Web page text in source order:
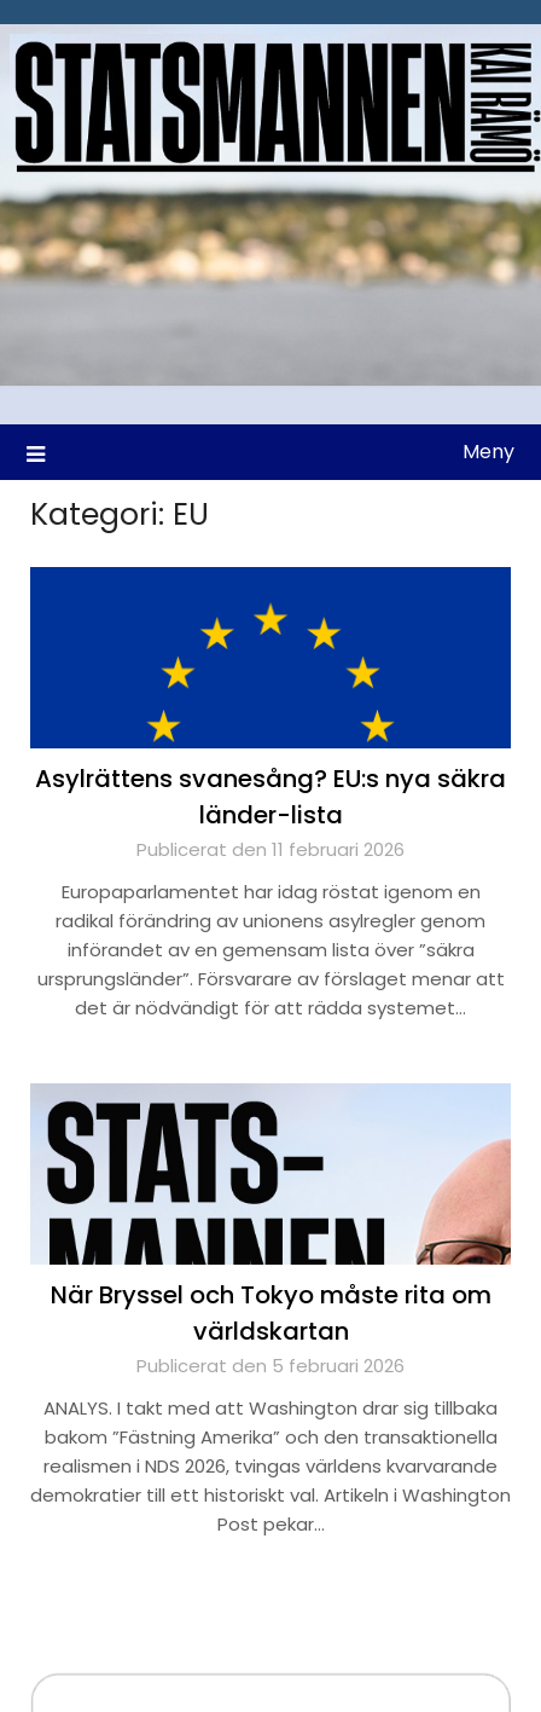
till
Meny
Kategori: EU
Asylrättens svanesång? EU:s nya säkra
länder-lista
Publicerat den 11 februari 2026
Europaparlamentet har idag röstat igenom en
radikal förändring av unionens asylregler genom
införandet av en gemensam lista över ”säkra
ursprungsländer”. Försvarare av förslaget menar att
det är nödvändigt för att rädda systemet…
När Bryssel och Tokyo måste rita om
världskartan
Publicerat den 5 februari 2026
ANALYS. I takt med att Washington drar sig tillbaka
bakom ”Fästning Amerika” och den transaktionella
realismen i NDS 2026, tvingas världens kvarvarande
demokratier till ett historiskt val. Artikeln i Washington
Post pekar…